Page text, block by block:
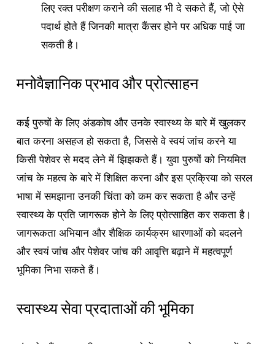
लिए रक्त परीक्षण कराने की सलाह भी दे सकते हैं, जो ऐसे
पदार्थ होते हैं जिनकी मात्रा कैंसर होने पर अधिक पाई जा
सकती है।
मनोवैज्ञानिक प्रभाव और प्रोत्साहन
कई पुरुषों के लिए अंडकोष और उनके स्वास्थ्य के बारे में खुलकर
बात करना असहज हो सकता है, जिससे वे स्वयं जांच करने या
किसी पेशेवर से मदद लेने में झिझकते हैं। युवा पुरुषों को नियमित
जांच के महत्व के बारे में शिक्षित करना और इस प्रक्रिया को सरल
भाषा में समझाना उनकी चिंता को कम कर सकता है और उन्हें
स्वास्थ्य के प्रति जागरूक होने के लिए प्रोत्साहित कर सकता है।
जागरूकता अभियान और शैक्षिक कार्यक्रम धारणाओं को बदलने
और स्वयं जांच और पेशेवर जांच की आवृत्ति बढ़ाने में महत्वपूर्ण
भूमिका निभा सकते हैं।
स्वास्थ्य सेवा प्रदाताओं की भूमिका